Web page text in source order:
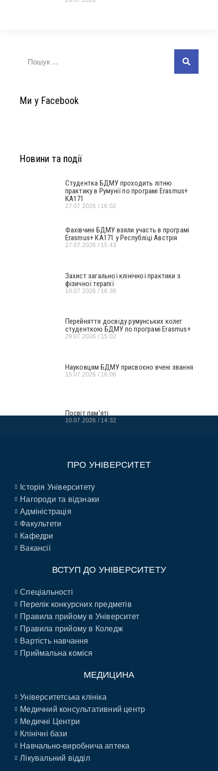
Ми у Facebook
Новини та події
Студентка БДМУ проходить літню
практику в Румунії по програмі Erasmus+
KA171
27.07.2026 16:02
Фахівчині БДМУ взяли участь в програмі
Erasmus+ KA171 у Республіці Австрія
27.07.2026 15:43
Захист загальної клінічної практики з
фізичної терапії
10.07.2026 16:36
Перейняття досвіду румунських колег
студенткою БДМУ по програмі Erasmus+
29.07.2026 15:02
Науковцям БДМУ присвоєно вчені звання
15.07.2026 16:06
Посвіт пам’яті
10.07.2026 14:32
ПРО УНІВЕРСИТЕТ
Історія Університету
Нагороди та відзнаки
Адміністрація
Факультети
Кафедри
Вакансії
ВСТУП ДО УНІВЕРСИТЕТУ
Спеціальності
Перелік конкурсних предметів
Правила прийому в Університет
Правила прийому в Коледж
Вартість навчання
Приймальна коміся
МЕДИЦИНА
Університетська клініка
Медичний консультативний центр
Медичні Центри
Клінічні бази
Навчально-виробнича аптека
Лікувальний відділ